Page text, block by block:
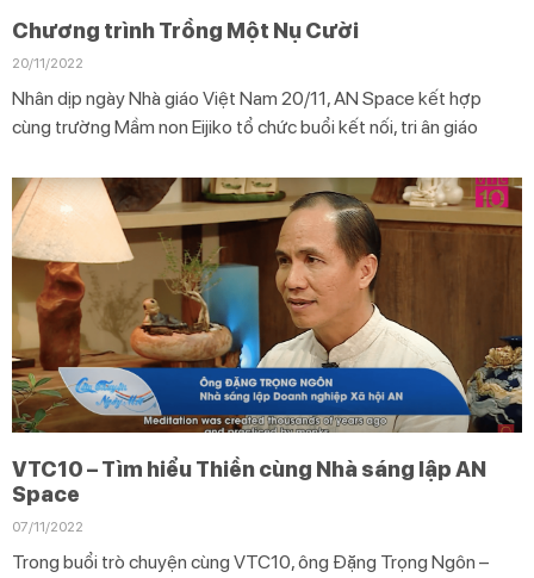
Chương trình Trồng Một Nụ Cười
20/11/2022
Nhân dịp ngày Nhà giáo Việt Nam 20/11, AN Space kết hợp
cùng trường Mầm non Eijiko tổ chức buổi kết nối, tri ân giáo
VTC10 – Tìm hiểu Thiền cùng Nhà sáng lập AN
Space
07/11/2022
Trong buổi trò chuyện cùng VTC10, ông Đặng Trọng Ngôn –